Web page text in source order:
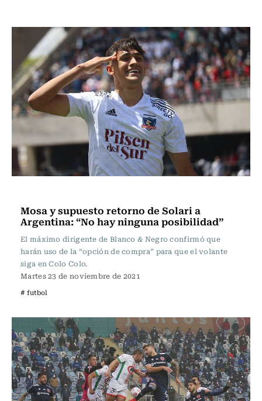
Mosa y supuesto retorno de Solari a
Argentina: “No hay ninguna posibilidad”
El máximo dirigente de Blanco & Negro confirmó que
harán uso de la “opción de compra” para que el volante
siga en Colo Colo.
Martes 23 de noviembre de 2021
# futbol